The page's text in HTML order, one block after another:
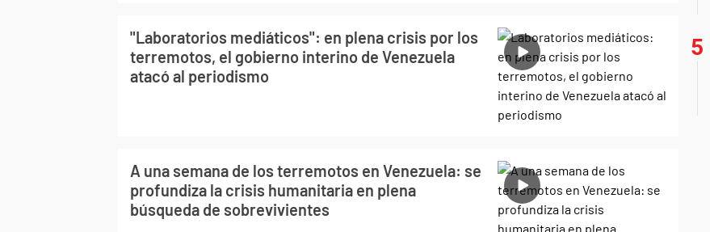
"Laboratorios mediáticos": en plena crisis por los
terremotos, el gobierno interino de Venezuela
atacó al periodismo
A una semana de los terremotos en Venezuela: se
profundiza la crisis humanitaria en plena
búsqueda de sobrevivientes